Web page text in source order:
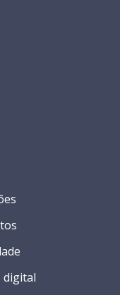
digital